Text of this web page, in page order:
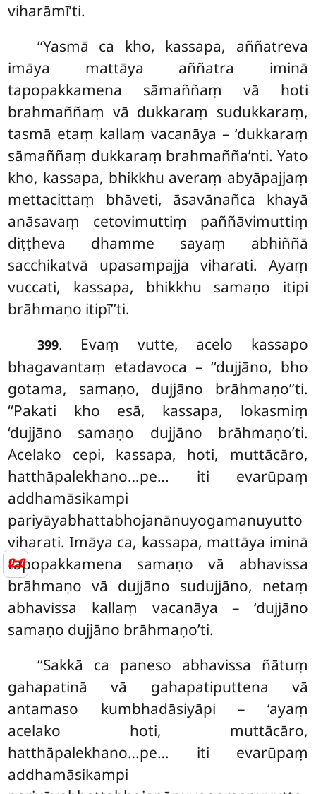
📜
viharāmī’ti.
‘‘Yasmā ca kho, kassapa, aññatreva
imāya mattāya aññatra iminā
tapopakkamena sāmaññaṃ vā hoti
brahmaññaṃ vā dukkaraṃ sudukkaraṃ,
tasmā etaṃ kallaṃ vacanāya – ‘dukkaraṃ
sāmaññaṃ dukkaraṃ brahmañña’nti. Yato
kho, kassapa, bhikkhu averaṃ abyāpajjaṃ
mettacittaṃ bhāveti, āsavānañca khayā
anāsavaṃ cetovimuttiṃ paññāvimuttiṃ
diṭṭheva dhamme sayaṃ abhiññā
sacchikatvā upasampajja viharati. Ayaṃ
vuccati, kassapa, bhikkhu samaṇo itipi
brāhmaṇo itipī’’ti.
399. Evaṃ vutte, acelo kassapo
bhagavantaṃ etadavoca – ‘‘dujjāno, bho
gotama, samaṇo, dujjāno brāhmaṇo’’ti.
‘‘Pakati kho esā, kassapa, lokasmiṃ
‘dujjāno samaṇo dujjāno brāhmaṇo’ti.
Acelako cepi, kassapa, hoti, muttācāro,
hatthāpalekhano…pe… iti evarūpaṃ
addhamāsikampi
pariyāyabhattabhojanānuyogamanuyutto
viharati. Imāya ca, kassapa, mattāya iminā
tapopakkamena samaṇo vā abhavissa
brāhmaṇo vā dujjāno sudujjāno, netaṃ
abhavissa kallaṃ vacanāya – ‘dujjāno
samaṇo dujjāno brāhmaṇo’ti.
‘‘Sakkā ca paneso abhavissa ñātuṃ
gahapatinā vā gahapatiputtena vā
antamaso kumbhadāsiyāpi – ‘ayaṃ
acelako hoti, muttācāro,
hatthāpalekhano…pe… iti evarūpaṃ
addhamāsikampi